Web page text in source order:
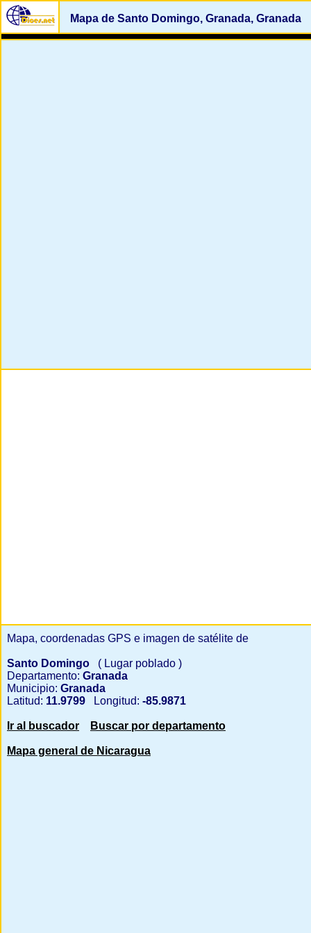
Mapa de Santo Domingo, Granada, Granada
Mapa, coordenadas GPS e imagen de satélite de
Santo Domingo
( Lugar poblado )
Departamento: Granada
Municipio: Granada
Latitud: 11.9799 Longitud: -85.9871
Ir al buscador Buscar por departamento
Mapa general de Nicaragua